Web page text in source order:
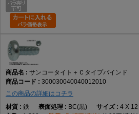
サンコータイト＋Ｃタイプバインド
300030040040012010
この商品の詳細はコチラ
鉄
BC(黒) 4 X 12